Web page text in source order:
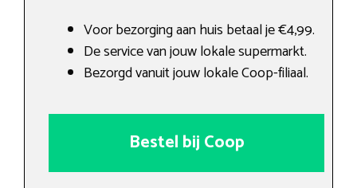
Voor bezorging aan huis betaal je €4,99.
De service van jouw lokale supermarkt.
Bezorgd vanuit jouw lokale Coop-filiaal.
Bestel bij Coop